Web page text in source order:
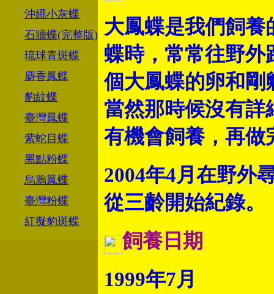
大鳳蝶是我們飼
蝶時，常常往野外
個大鳳蝶的卵和剛
當然那時候沒有詳
有機會飼養，再做
2004年4月在野外
從三齡開始紀錄。
飼養日期
1999年7月
沖繩小灰蝶
石牆蝶(完整版)
琉球青斑蝶
麝香鳳蝶
豹紋蝶
臺灣鳳蝶
紫蛇目蝶
黑點粉蝶
烏鴉鳳蝶
臺灣粉蝶
紅擬豹斑蝶